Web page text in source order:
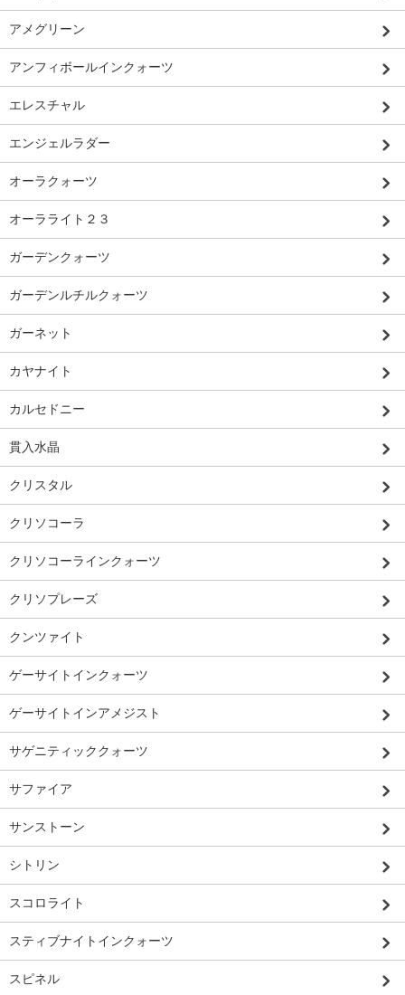
アメグリーン
アンフィボールインクォーツ
エレスチャル
エンジェルラダー
オーラクォーツ
オーラライト２３
ガーデンクォーツ
ガーデンルチルクォーツ
ガーネット
カヤナイト
カルセドニー
貫入水晶
クリスタル
クリソコーラ
クリソコーラインクォーツ
クリソプレーズ
クンツァイト
ゲーサイトインクォーツ
ゲーサイトインアメジスト
サゲニティッククォーツ
サファイア
サンストーン
シトリン
スコロライト
スティブナイトインクォーツ
スピネル